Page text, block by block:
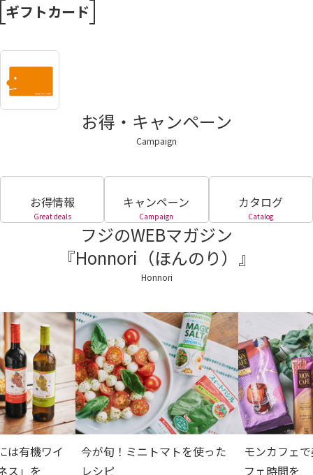
ギフトカード
お得・キャンペーン
Campaign
お得情報
Great deals
キャンペーン
Campaign
カタログ
Catalog
フジのWEBマガジン
『Honnori（ほんのり）』
Honnori
は有機ワイ
ス」を
今が旬！ミニトマトを使った
レシピ
モンカフェ
フェ時間を